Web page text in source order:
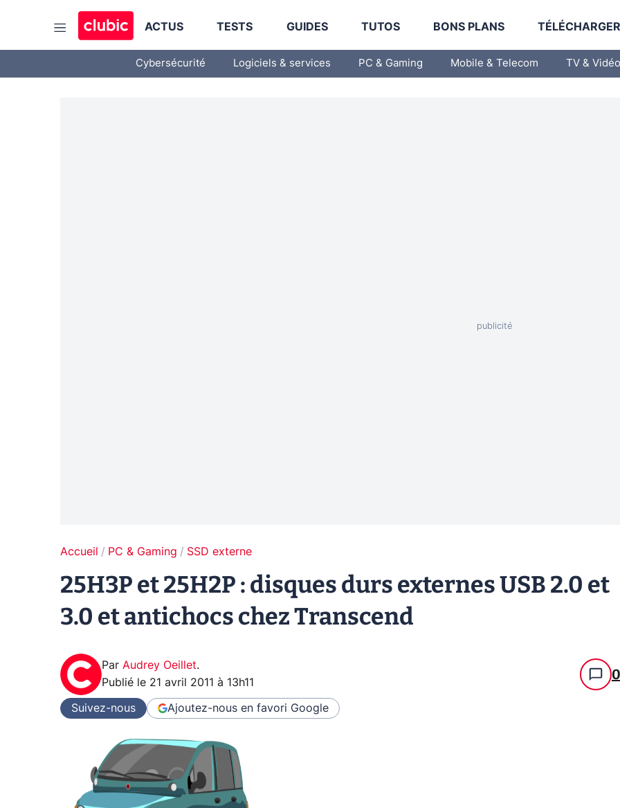
ACTUS TESTS GUIDES TUTOS BONS PLANS
Cybersécurité Logiciels & services PC & Gaming Mobile & Telecom TV & Vidéo
Accueil PC & Gaming SSD externe
25H3P et 25H2P : disques durs externes USB 2.0 et
3.0 et antichocs chez Transcend
Par Audrey Oeillet.
Publié le 21 avril 2011 à 13h11 0
Suivez-nous Ajoutez-nous en favori Google